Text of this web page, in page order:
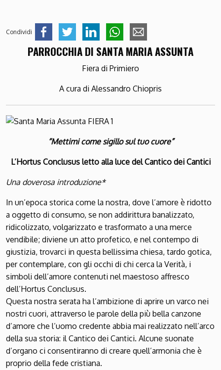
Condividi
PARROCCHIA DI SANTA MARIA ASSUNTA
Fiera di Primiero
A cura di Alessandro Chiopris
“Mettimi come sigillo sul tuo cuore”
L’Hortus Conclusus letto alla luce del Cantico dei Cantici
Una doverosa introduzione*
In un’epoca storica come la nostra, dove l’amore è ridotto
a oggetto di consumo, se non addirittura banalizzato,
ridicolizzato, volgarizzato e trasformato a una merce
vendibile; diviene un atto profetico, e nel contempo di
giustizia, trovarci in questa bellissima chiesa, tardo gotica,
per contemplare, con gli occhi di chi cerca la Verità, i
simboli dell’amore contenuti nel maestoso affresco
dell’Hortus Conclusus.
Questa nostra serata ha l’ambizione di aprire un varco nei
nostri cuori, attraverso le parole della più bella canzone
d’amore che l’uomo credente abbia mai realizzato nell’arco
della sua storia: il Cantico dei Cantici. Alcune suonate
d’organo ci consentiranno di creare quell’armonia che è
proprio della fede cristiana.